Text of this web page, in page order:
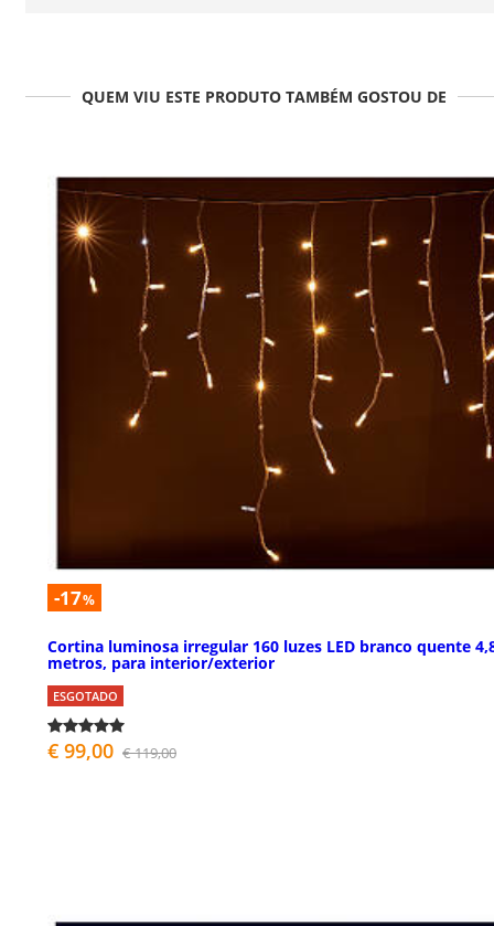
QUEM VIU ESTE PRODUTO TAMBÉM GOSTOU DE
-17%
Cortina luminosa irregular 160 luzes LED branco quente
metros, para interior/exterior
ESGOTADO
€ 99,00 € 119,00